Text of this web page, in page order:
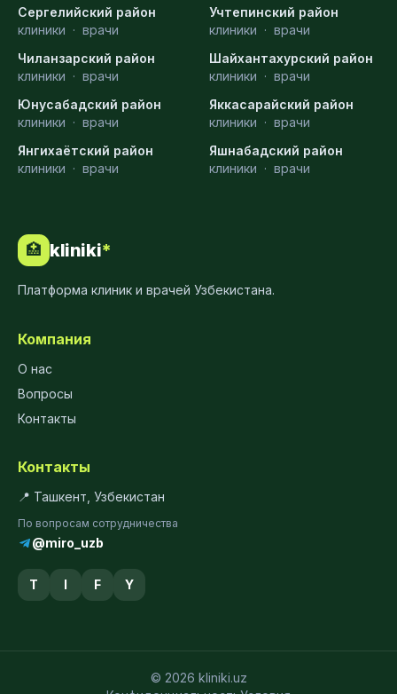
Сергелийский район
клиники · врачи
Учтепинский район
клиники · врачи
Чиланзарский район
клиники · врачи
Шайхантахурский район
клиники · врачи
Юнусабадский район
клиники · врачи
Яккасарайский район
клиники · врачи
Янгихаётский район
клиники · врачи
Яшнабадский район
клиники · врачи
🏥 kliniki*
Платформа клиник и врачей Узбекистана.
Компания
О нас
Вопросы
Контакты
Контакты
📍 Ташкент, Узбекистан
По вопросам сотрудничества
@miro_uzb
T I F Y
© 2026 kliniki.uz